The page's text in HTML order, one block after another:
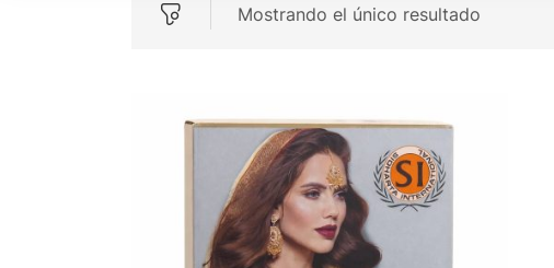
Mostrando el único resultado